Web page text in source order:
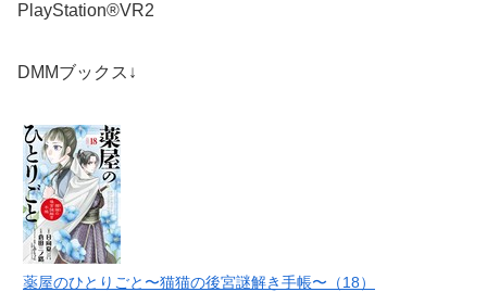
PlayStation®VR2
DMMブックス↓
薬屋のひとりごと〜猫猫の後宮謎解き手帳〜（18）